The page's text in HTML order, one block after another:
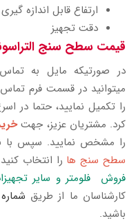
ارتفاع قابل اندازه گیری
دقت تجهیز
قیمت سطح سنج
در صورتیکه مایل به
میتوانید در قسمت فرم
را تکمیل نمایید، حتما در
کرد. مشتریان عزیز، جهت
را مشخص نمایید. سپس با
سطح سنج ها را انتخاب
فروش فلومتر و سایر
کارشناسان ما از طریق شماره
باشید.